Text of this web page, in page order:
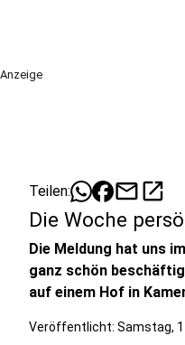
Anzeige
Teilen: mailopen_in_new
Die Woche
Die Meldung hat uns
ganz schön
auf einem Hof in
Veröffentlicht: Samstag,